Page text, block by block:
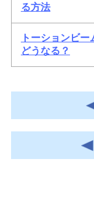
る方法
トーションビ
どうなる？